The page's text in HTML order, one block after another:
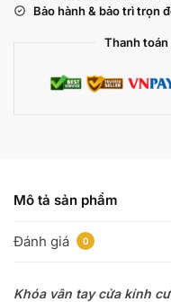
Bảo hành & bảo trì trọn
Thanh toán
Mô tả sản phẩm
Đánh giá 0
Khóa vân tay cửa kính